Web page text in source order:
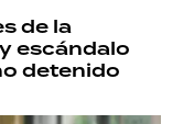
de la
escándalo
detenido